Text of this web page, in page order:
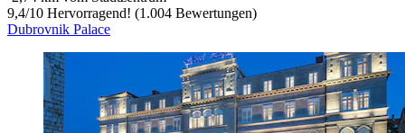
9,4/10 Hervorragend! (1.004 Bewertungen)
Dubrovnik Palace